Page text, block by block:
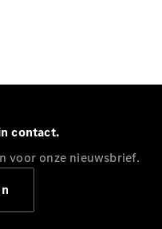
contact.
voor onze nieuwsbrief.